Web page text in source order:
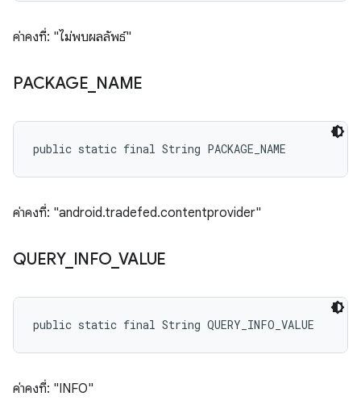
ค่าคงที่: "ไม่พบผลลัพธ์"
PACKAGE NAME
public static final String PACKAGE_NAME
ค่าคงที่: "android.tradefed.contentprovider"
QUERY_ INFO_VALUE
public static final String QUERY_INFO_VALUE
ค่าคงที่: "INFO"